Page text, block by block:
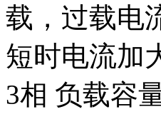
载，过载电
短时电流加
3相 负载容